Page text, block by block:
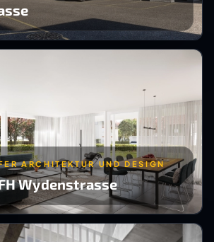
ARCHITEKTUR UND DESIGN
Wydenstrasse